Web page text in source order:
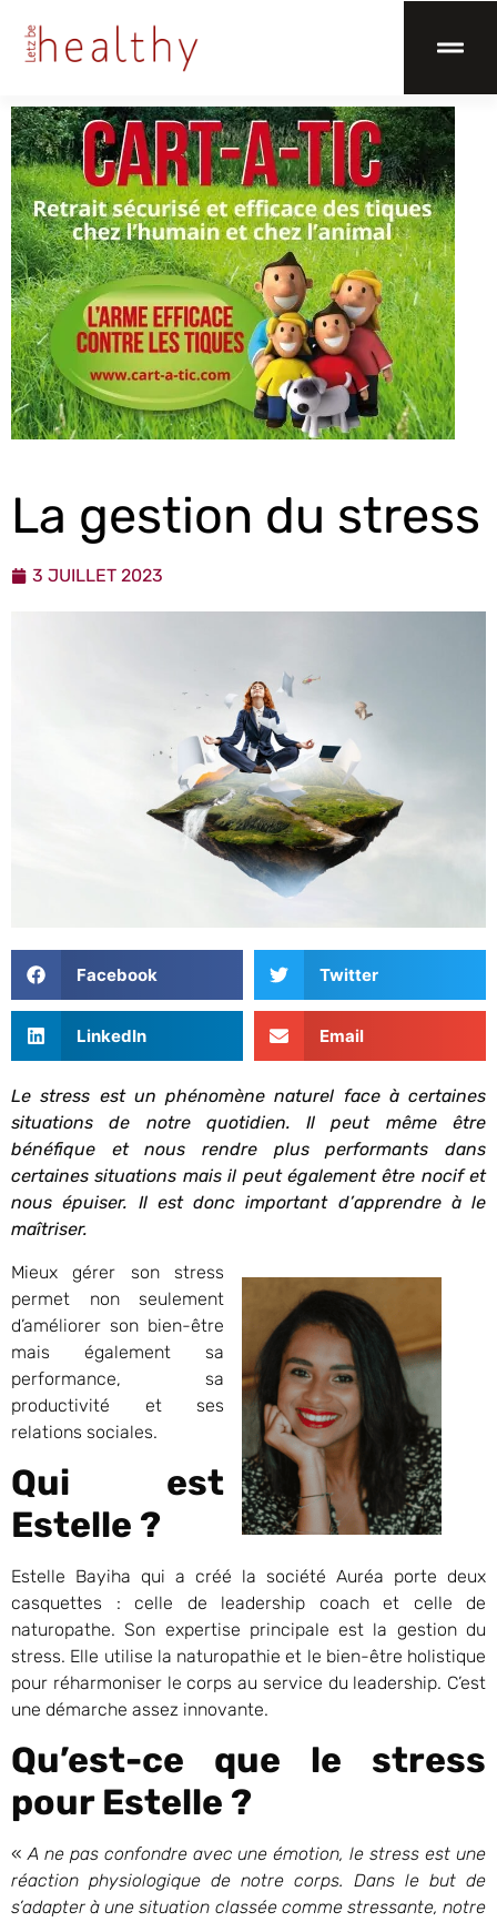
La gestion du stress
3 JUILLET 2023
Facebook Twitter
LinkedIn Email
Le stress est un phénomène naturel face à certaines
situations de notre quotidien. Il peut même être
bénéfique et nous rendre plus performants dans
certaines situations mais il peut également être nocif et
nous épuiser. Il est donc important d’apprendre à le
maîtriser.
Mieux gérer son stress
permet non seulement
d’améliorer son bien-être
mais également sa
performance, sa
productivité et ses
relations sociales.
Qui est
Estelle ?
Estelle Bayiha qui a créé la société Auréa porte deux
casquettes : celle de leadership coach et celle de
naturopathe. Son expertise principale est la gestion du
stress. Elle utilise la naturopathie et le bien-être holistique
pour réharmoniser le corps au service du leadership. C’est
une démarche assez innovante.
Qu’est-ce que le stress
pour Estelle ?
«A ne pas confondre avec une émotion, le stress est une
réaction physiologique de notre corps. Dans le but de
s’adapter à une situation classée comme stressante, notre